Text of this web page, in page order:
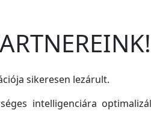
sikeresen lezárult.
intelligenciára